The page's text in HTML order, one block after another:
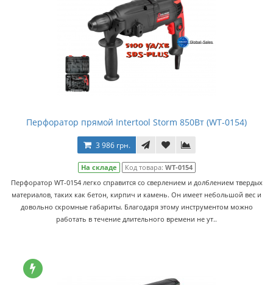
Перфоратор прямой Intertool Storm 850Вт (WT-0154)
3 986 грн.
На складе Код товара: WT-0154
Перфоратор WT-0154 легко справится со сверлением и долблением твердых
материалов, таких как бетон, кирпич и камень. Он имеет небольшой вес и
довольно скромные габариты. Благодаря этому инструментом можно
работать в течение длительного времени не ут..